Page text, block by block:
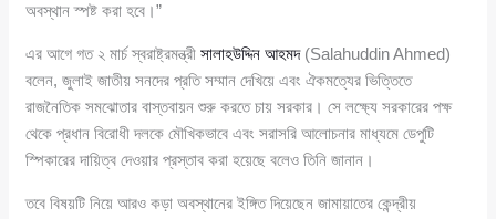
অবস্থান স্পষ্ট করা হবে।”
এর আগে গত ২ মার্চ স্বরাষ্ট্রমন্ত্রীসালাহউদ্দিন আহমদ(Salahuddin Ahmed)
বলেন, জুলাই জাতীয় সনদের প্রতি সম্মান দেখিয়ে এবং ঐকমত্যের ভিত্তিতে
রাজনৈতিক সমঝোতার বাস্তবায়ন শুরু করতে চায় সরকার। সে লক্ষ্যে সরকারের পক্ষ
থেকে প্রধান বিরোধী দলকে মৌখিকভাবে এবং সরাসরি আলোচনার মাধ্যমে ডেপুটি
স্পিকারের দায়িত্ব দেওয়ার প্রস্তাব করা হয়েছে বলেও তিনি জানান।
তবে বিষয়টি নিয়ে আরও কড়া অবস্থানের ইঙ্গিত দিয়েছেন জামায়াতের কেন্দ্রীয়